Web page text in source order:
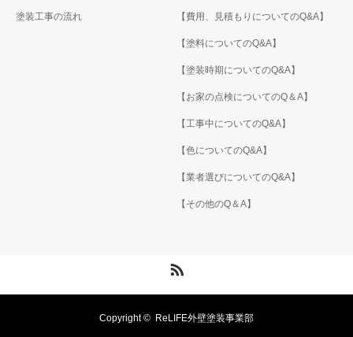
塗装工事の流れ 【費用、見積もりについてのQ&A】
【塗料についてのQ&A】
【塗装時期についてのQ&A】
【お家の点検についてのQ＆A】
【工事中についてのQ&A】
【色についてのQ&A】
【業者選びについてのQ&A】
【その他のQ＆A】
Copyright © ReLIFE外壁塗装事業部